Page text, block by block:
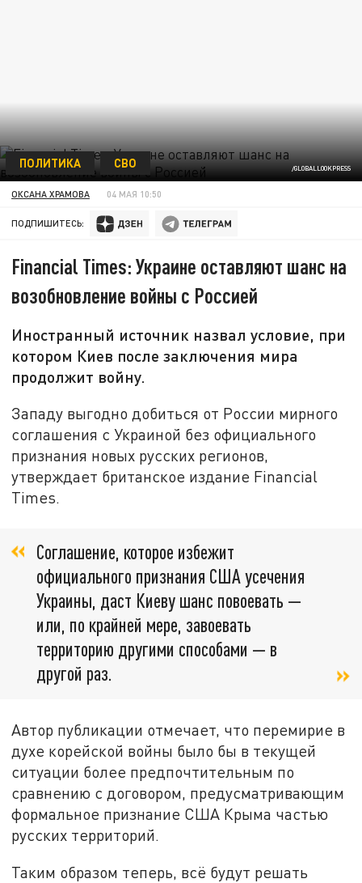
/GLOBALLOOKPRESS
ПОЛИТИКА СВО
ОКСАНА ХРАМОВА 04 МАЯ 10:50
ПОДПИШИТЕСЬ:
Financial Times: Украине оставляют шанс на
возобновление войны с Россией
Иностранный источник назвал условие, при
котором Киев после заключения мира
продолжит войну.
Западу выгодно добиться от России мирного
соглашения с Украиной без официального
признания новых русских регионов,
утверждает британское издание Financial
Times.
Соглашение, которое избежит
официального признания США усечения
Украины, даст Киеву шанс повоевать —
или, по крайней мере, завоевать
территорию другими способами — в
другой раз.
Автор публикации отмечает, что перемирие в
духе корейской войны было бы в текущей
ситуации более предпочтительным по
сравнению с договором, предусматривающим
формальное признание США Крыма частью
русских территорий.
Таким образом теперь, всё будут решать